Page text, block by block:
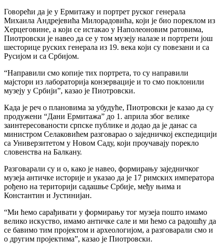
Говорећи да је у Ермитажу и портрет руског генерала
Михаила Андрејевића Милорадовића, који је био пореклом из
Херцеговине, а који се истакао у Наполеоновим ратовима,
Пиотровски је навео да се у том музеју налазе и портрети још
шесторице руских генерала из 19. века који су повезани и са
Русијом и са Србијом.
“Направили смо копије тих портрета, то су направили
мајстори из лабораторија конзервације и то смо поклонили
музеју у Србији”, казао је Пиотровски.
Када је реч о плановима за убудуће, Пиотровски је казао да су
продужени “Дани Ермитажа” до 1. априла због велике
заинтересованости српске публике и додао да је данас са
министром Селаковићем разговарао о заједничкој експедицији
са Универзитетом у Новом Саду, који проучавају порекло
словенства на Балкану.
Разговарали су и о, како је навео, формирању заједничког
музеја античке историје и указао да је 17 римских императора
рођено на територији садашње Србије, међу њима и
Константин и Јустинијан.
“Ми ћемо сарађивати у формирању тог музеја пошто имамо
велико искуство, имамо античке сале и ми ћемо са радошћу да
се бавимо тим пројектом и археологијом, а разговарали смо и
о другим пројектима”, казао је Пиотровски.